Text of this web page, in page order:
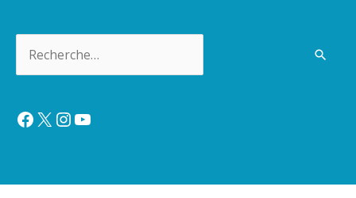
Facebook
X Instagram
YouTube